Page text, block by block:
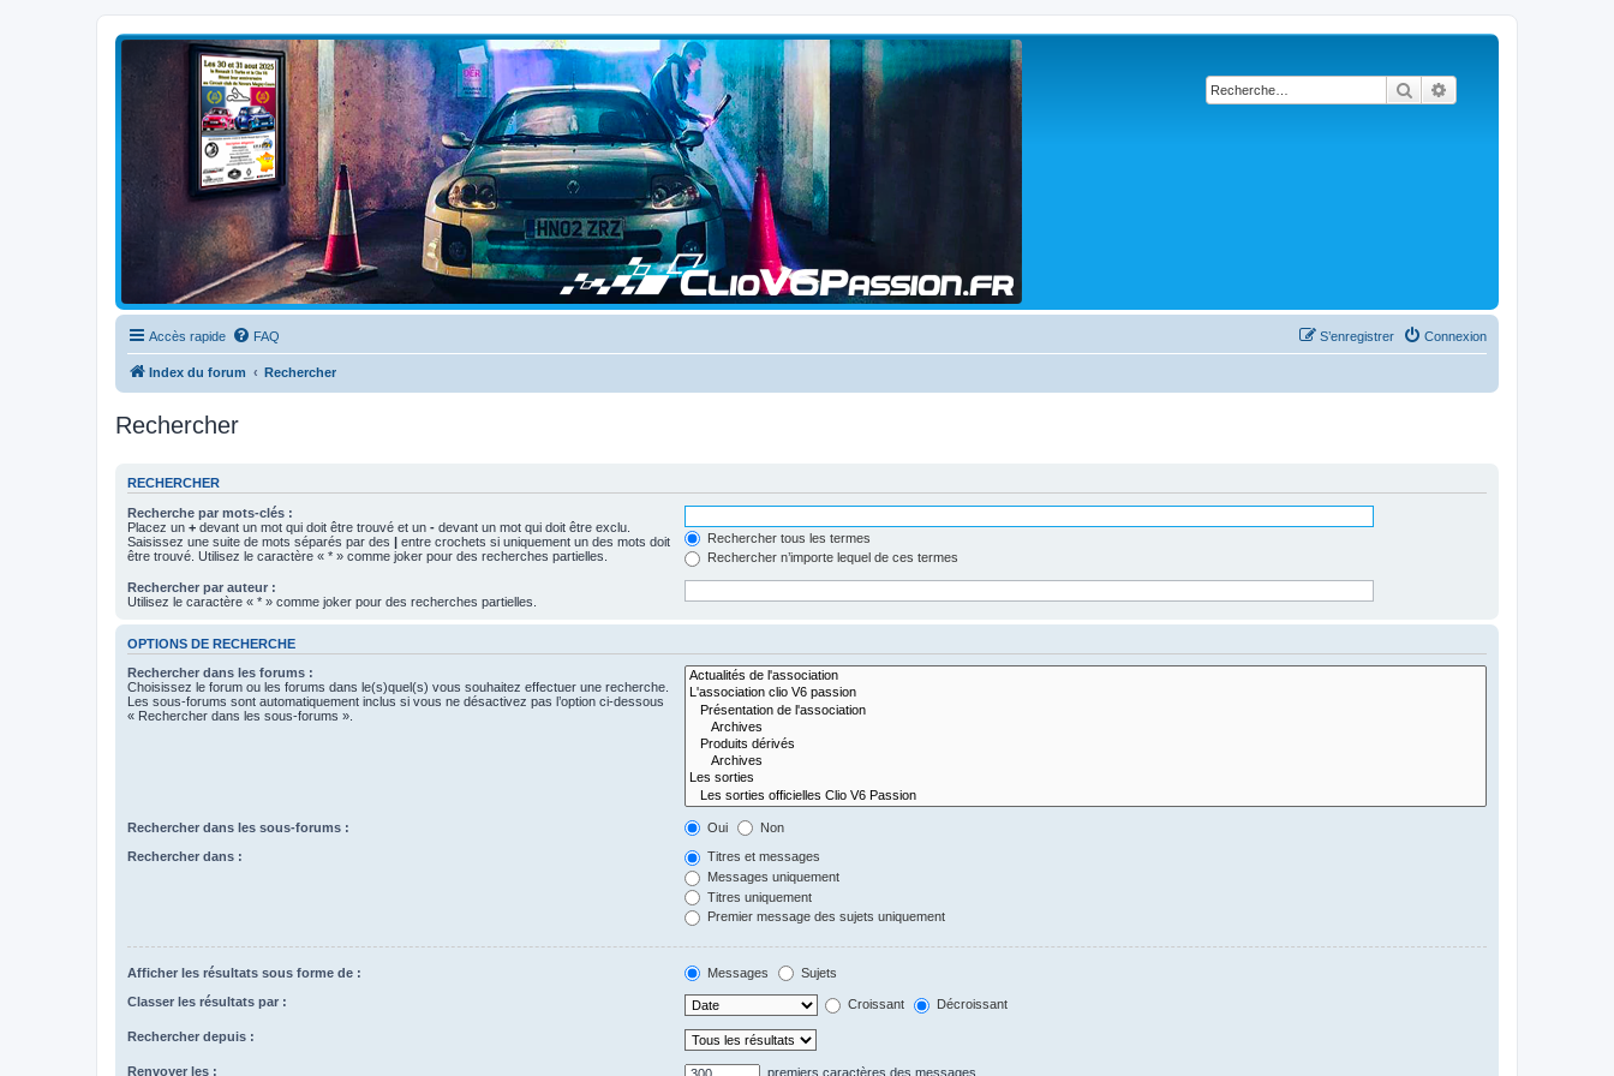
Rechercher
Clio V6 Passion
Le site français des passionnés de Clio V6
Accès rapide FAQ Connexion
S’enregistrer
Index du forum Rechercher
Rechercher
RECHERCHER
Recherche par mots-clés :
Placez un + devant un mot qui doit être trouvé et un - devant un mot qui doit être exclu.
Saisissez une suite de mots séparés par des | entre crochets si uniquement un des mots doit
être trouvé. Utilisez le caractère « * » comme joker pour des recherches partielles.
Rechercher tous les termes
Rechercher n’importe lequel de ces termes
Rechercher par auteur :
Utilisez le caractère « * » comme joker pour des recherches partielles.
OPTIONS DE RECHERCHE
Rechercher dans les forums :
Choisissez le forum ou les forums dans le(s)quel(s) vous souhaitez effectuer une recherche.
Les sous-forums sont automatiquement inclus si vous ne désactivez pas l’option ci-dessous
« Rechercher dans les sous-forums ».
Rechercher dans les sous-forums : Oui Non
Rechercher dans :
Titres et messages
Messages uniquement
Titres uniquement
Premier message des sujets uniquement
Afficher les résultats sous forme de : Messages Sujets
Classer les résultats par : Croissant Décroissant
Rechercher depuis :
Renvoyer les : premiers caractères des messages